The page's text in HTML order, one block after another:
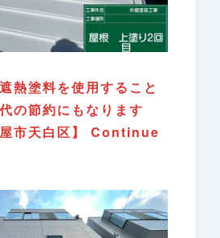
熱塗料を使用すること
の節約にもなります
市天白区】
Continue